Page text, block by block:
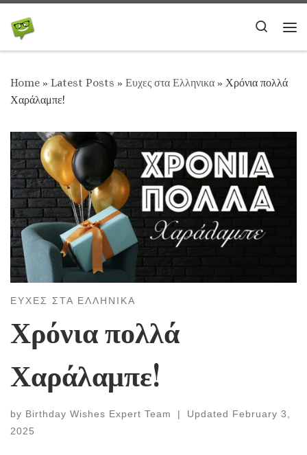
Skip to content
Search
Home » Latest Posts » Ευχες στα Ελληνικα » Χρόνια πολλά
Χαράλαμπε!
ΕΥΧΕΣ ΣΤΑ ΕΛΛΗΝΙΚΑ
Χρόνια πολλά
Χαράλαμπε!
by Birthday Wishes Expert Team | Updated February 3,
2025